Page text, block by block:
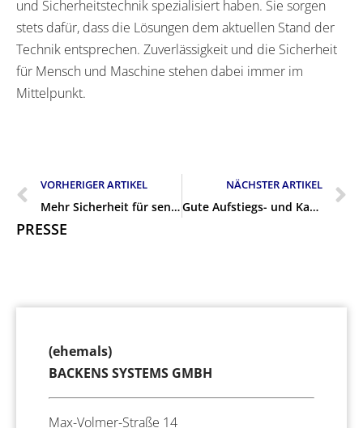
und Sicherheitstechnik spezialisiert haben. Sie sorgen
stets dafür, dass die Lösungen dem aktuellen Stand der
Technik entsprechen. Zuverlässigkeit und die Sicherheit
für Mensch und Maschine stehen dabei immer im
Mittelpunkt.
VORHERIGER ARTIKEL
Mehr Sicherheit für sensible Unternehmensbereiche und -daten
NÄCHSTER ARTIKEL
Gute Aufstiegs- und Karrierechancen mit der Ausbildung bei Backens Systems
PRESSE
(ehemals)
BACKENS SYSTEMS GMBH
Max-Volmer-Straße 14